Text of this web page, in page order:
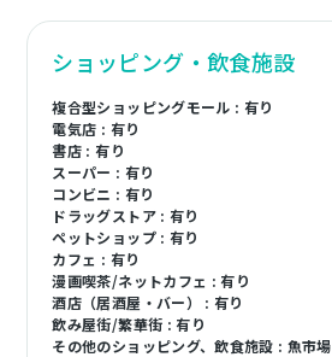
ショッピング・飲食施設
複合型ショッピングモール : 有り
電気店 : 有り
書店 : 有り
スーパー : 有り
コンビニ : 有り
ドラッグストア : 有り
ペットショップ : 有り
カフェ : 有り
漫画喫茶/ネットカフェ : 有り
酒店（居酒屋・バー） : 有り
飲み屋街/繁華街 : 有り
その他のショッピング、飲食施設 : 魚市場